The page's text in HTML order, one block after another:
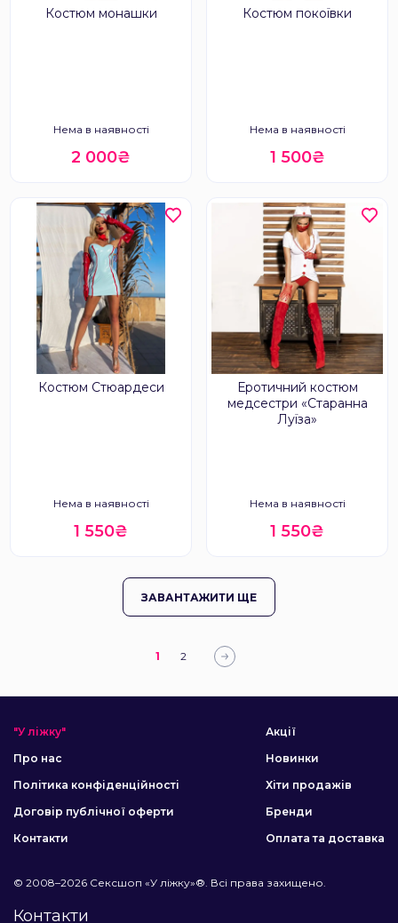
Костюм монашки
Нема в наявності
2 000₴
Костюм покоївки
Нема в наявності
1 500₴
Костюм Стюардеси
Нема в наявності
1 550₴
Еротичний костюм
медсестри «Старанна
Луїза»
Нема в наявності
1 550₴
ЗАВАНТАЖИТИ ЩЕ
1 2
"У ліжку"
Про нас
Політика конфіденційності
Договір публічної оферти
Контакти
Акції
Новинки
Хіти продажів
Бренди
Оплата та доставка
© 2008–2026 Сексшоп «У ліжку»®. Всі права захищено.
Контакти